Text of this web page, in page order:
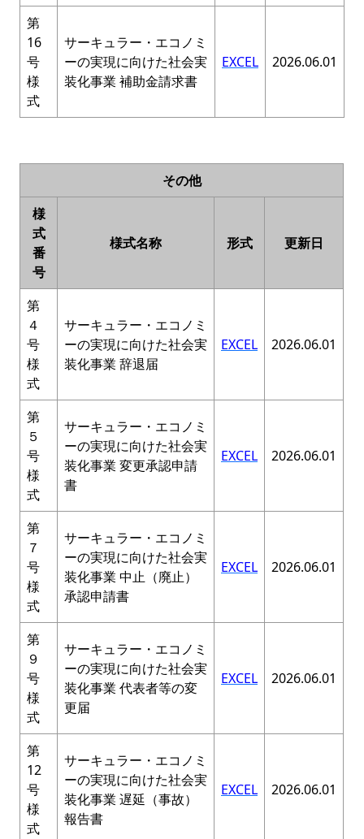
第
16
号
様
式
サーキュラー・エコノミ
ーの実現に向けた社会実
装化事業 補助金請求書
EXCEL 2026.06.01
その他
様
式
番
号
様式名称 形式 更新日
第
４
号
様
式
サーキュラー・エコノミ
ーの実現に向けた社会実
装化事業 辞退届
EXCEL 2026.06.01
第
５
号
様
式
サーキュラー・エコノミ
ーの実現に向けた社会実
装化事業 変更承認申請
書
EXCEL 2026.06.01
第
７
号
様
式
サーキュラー・エコノミ
ーの実現に向けた社会実
装化事業 中止（廃止）
承認申請書
EXCEL 2026.06.01
第
９
号
様
式
サーキュラー・エコノミ
ーの実現に向けた社会実
装化事業 代表者等の変
更届
EXCEL 2026.06.01
第
12
号
様
式
サーキュラー・エコノミ
ーの実現に向けた社会実
装化事業 遅延（事故）
報告書
EXCEL 2026.06.01